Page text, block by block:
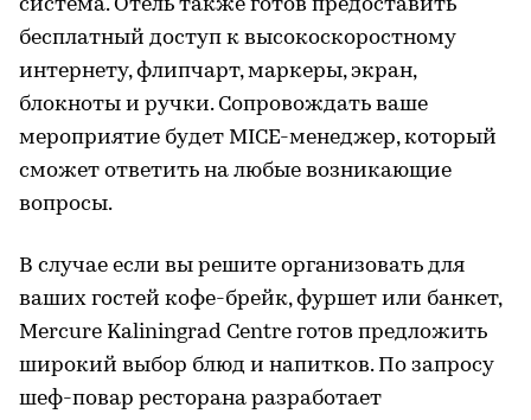
система. Отель также готов предоставить
бесплатный доступ к высокоскоростному
интернету, флипчарт, маркеры, экран,
блокноты и ручки. Сопровождать ваше
мероприятие будет MICE-менеджер, который
сможет ответить на любые возникающие
вопросы.
В случае если вы решите организовать для
ваших гостей кофе-брейк, фуршет или банкет,
Mercure Kaliningrad Centre готов предложить
широкий выбор блюд и напитков. По запросу
шеф-повар ресторана разработает